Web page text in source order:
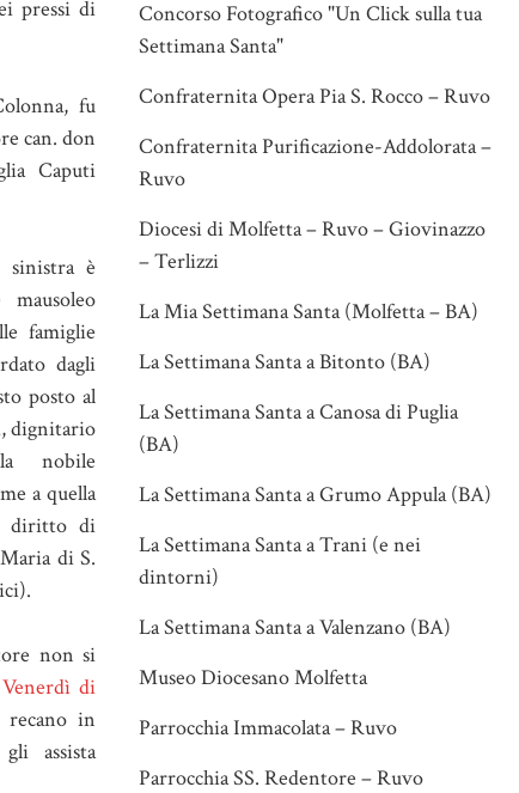
pressi di
fu
can. don
Caputi
sinistra è
famiglie
dagli
posto al
dignitario
nobile
a quella
diritto di
di S.
non si
Venerdì di
recano in
assista
Concorso Fotografico "Un Click sulla tua
Settimana Santa"
Confraternita Opera Pia S. Rocco – Ruvo
Confraternita Purificazione-Addolorata –
Ruvo
Diocesi di Molfetta – Ruvo – Giovinazzo
– Terlizzi
La Mia Settimana Santa (Molfetta – BA)
La Settimana Santa a Bitonto (BA)
La Settimana Santa a Canosa di Puglia
(BA)
La Settimana Santa a Grumo Appula (BA)
La Settimana Santa a Trani (e nei
dintorni)
La Settimana Santa a Valenzano (BA)
Museo Diocesano Molfetta
Parrocchia Immacolata – Ruvo
Parrocchia SS. Redentore – Ruvo